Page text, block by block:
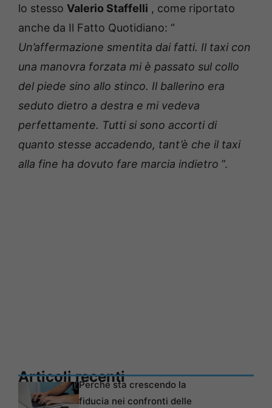
lo stesso Valerio Staffelli , come riportato
anche da Il Fatto Quotidiano: “
Un’affermazione smentita dai fatti. Il taxi con
una manovra forzata mi è passato sul collo
del piede sino allo stinco. Il ballerino era
seduto dietro a destra e mi vedeva
perfettamente. Tutti si sono accorti di
quanto stesse accadendo, tant’è che il taxi
alla fine ha dovuto fare marcia indietro ”.
Articoli recentiPerché sta crescendo la
fiducia nei confronti delle